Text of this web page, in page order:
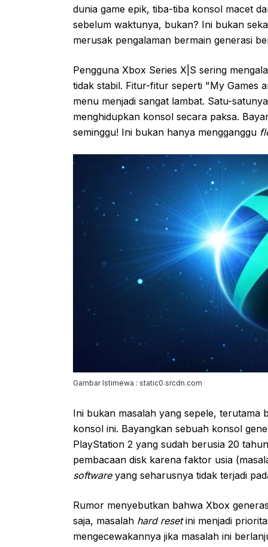
dunia game epik, tiba-tiba konsol macet
sebelum waktunya, bukan? Ini bukan
merusak pengalaman bermain generasi
Pengguna Xbox Series X|S sering
tidak stabil. Fitur-fitur seperti "My Games
menu menjadi sangat lambat. Satu-
menghidupkan konsol secara paksa.
seminggu! Ini bukan hanya mengganggu
Gambar Istimewa : static0.srcdn.com
Ini bukan masalah yang sepele, terutama
konsol ini. Bayangkan sebuah konsol
PlayStation 2 yang sudah berusia 20
pembacaan disk karena faktor usia
softwareyang seharusnya tidak terjadi
Rumor menyebutkan bahwa Xbox
saja, masalah hard resetini menjadi
mengecewakannya jika masalah ini